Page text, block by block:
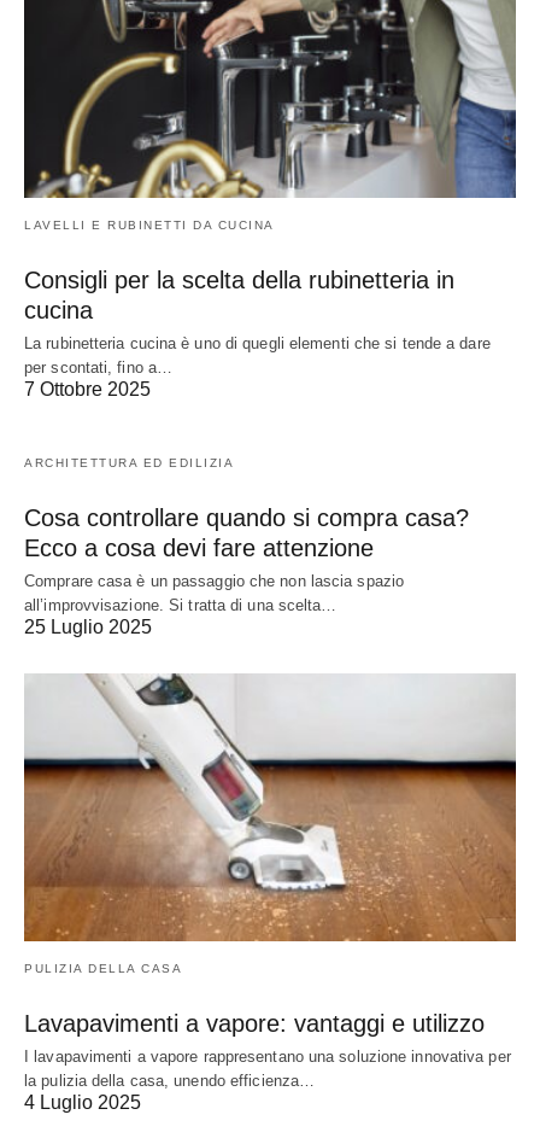
LAVELLI E RUBINETTI DA CUCINA
Consigli per la scelta della rubinetteria in
cucina
La rubinetteria cucina è uno di quegli elementi che si tende a dare
per scontati, fino a…
7 Ottobre 2025
ARCHITETTURA ED EDILIZIA
Cosa controllare quando si compra casa?
Ecco a cosa devi fare attenzione
Comprare casa è un passaggio che non lascia spazio
all’improvvisazione. Si tratta di una scelta…
25 Luglio 2025
PULIZIA DELLA CASA
Lavapavimenti a vapore: vantaggi e utilizzo
I lavapavimenti a vapore rappresentano una soluzione innovativa per
la pulizia della casa, unendo efficienza…
4 Luglio 2025